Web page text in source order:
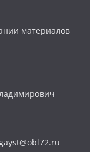
материалов